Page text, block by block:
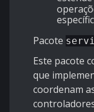
Pacote
Este pacote
que
coordenam